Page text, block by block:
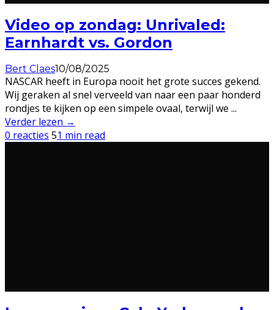
Video op zondag: Unrivaled:
Earnhardt vs. Gordon
Bert Claes10/08/2025
NASCAR heeft in Europa nooit het grote succes gekend.
Wij geraken al snel verveeld van naar een paar honderd
rondjes te kijken op een simpele ovaal, terwijl we ...
Verder lezen →
0 reacties 51 min read